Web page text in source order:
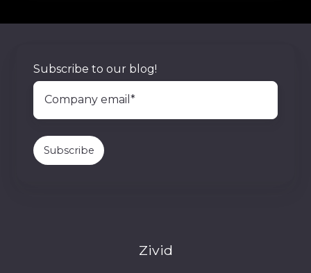
ー
Subscribe to our blog!
Zivid